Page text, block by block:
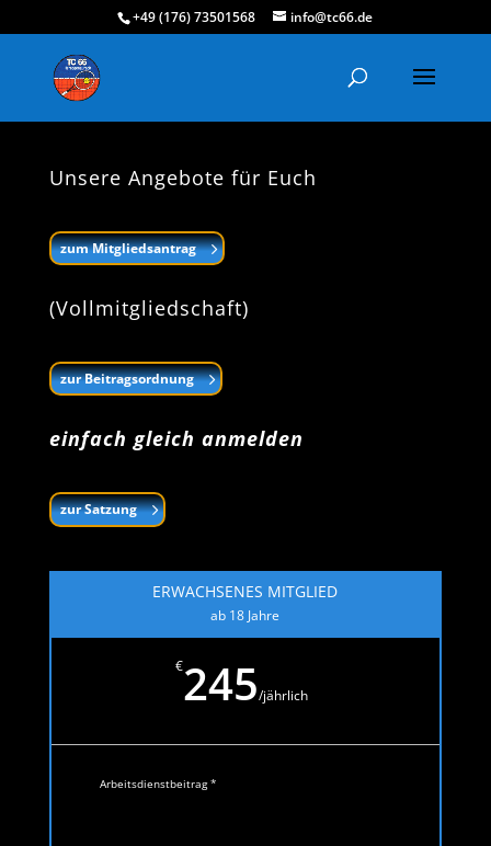
+49 (176) 73501568 info@tc66.de
Unsere Angebote für Euch
zum Mitgliedsantrag
(Vollmitgliedschaft)
zur Beitragsordnung
einfach gleich anmelden
zur Satzung
ERWACHSENES MITGLIED
ab 18 Jahre
€245/jährlich
Arbeitsdienstbeitrag *